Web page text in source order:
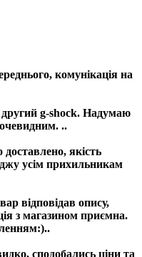
комунікація на
g-shock. Надумаю
..
якість
усім прихильникам
відповідав опису,
з магазином приємна.
сподобались ціни та